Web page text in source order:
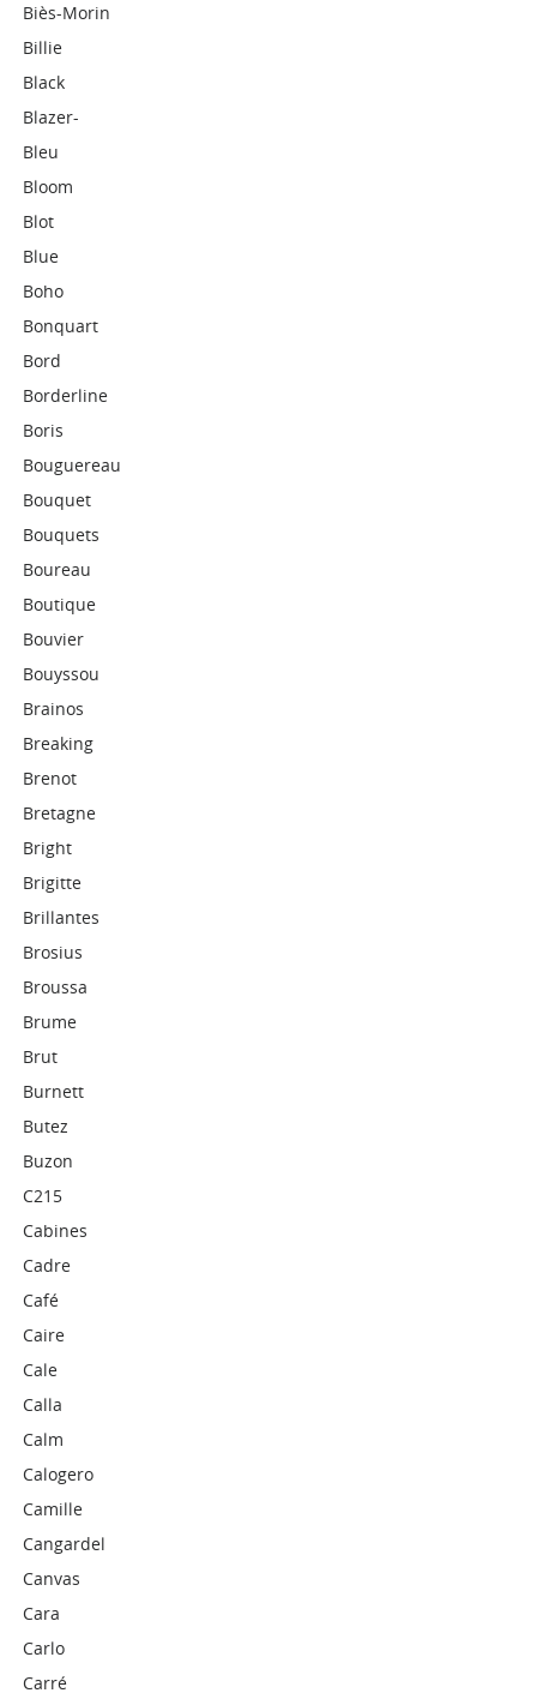
Biès-Morin
Billie
Black
Blazer-
Bleu
Bloom
Blot
Blue
Boho
Bonquart
Bord
Borderline
Boris
Bouguereau
Bouquet
Bouquets
Boureau
Boutique
Bouvier
Bouyssou
Brainos
Breaking
Brenot
Bretagne
Bright
Brigitte
Brillantes
Brosius
Broussa
Brume
Brut
Burnett
Butez
Buzon
C215
Cabines
Cadre
Café
Caire
Cale
Calla
Calm
Calogero
Camille
Cangardel
Canvas
Cara
Carlo
Carré